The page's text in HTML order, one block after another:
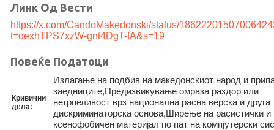
Линк Од Вести
https://x.com/CandoMakedonski/status/
t=oexhTPS7xzW-gnt4DgT-fA&s=19
Повеќе Податоци
Кривични
дела:
Излагање на подбив на македонскиот народ и
заедниците,Предизвикување омраза раздор или
нетрпеливост врз национална расна верска и друга
дискриминаторска основа,Ширење на расистички и
ксенофобичен материјал по пат на компјутерски